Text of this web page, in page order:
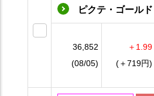
ピクテ・ゴール
36,852
(08/05)
＋1.99
(＋719円)